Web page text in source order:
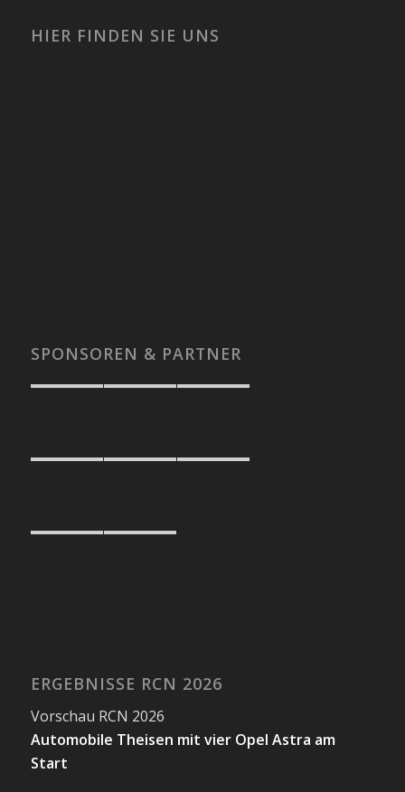
HIER FINDEN SIE UNS
SPONSOREN & PARTNER
ERGEBNISSE RCN 2026
Vorschau RCN 2026
Automobile Theisen mit vier Opel Astra am
Start